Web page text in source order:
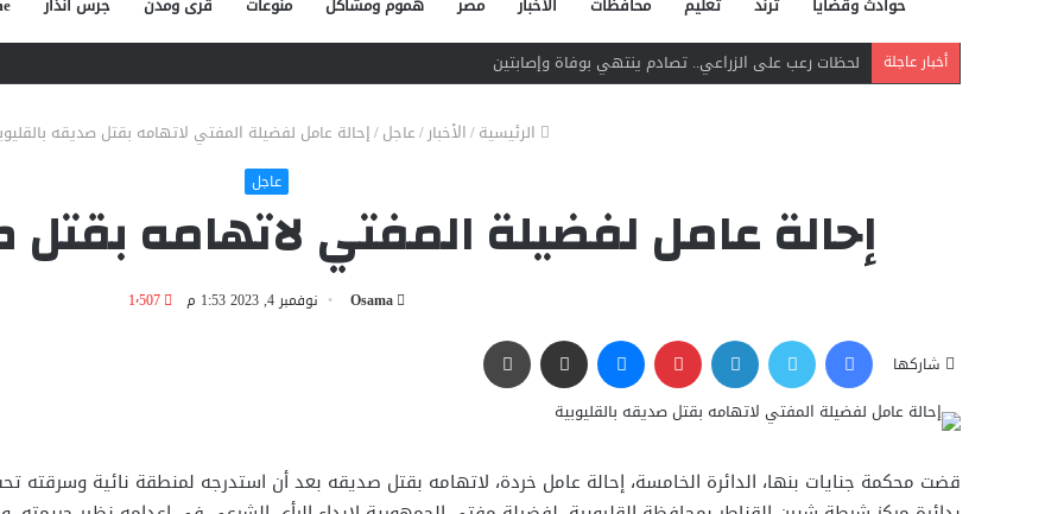
أخبار عاجلة دافع عن بائعة فدفع حياته ثمنًا.. مصرع شاب برصاص آخر في الخصوص
الرئيسية/الأخبار/عاجل/إحالة عامل لفضيلة المفتي لاتهامه بقتل صديقه
عاجل
إحالة عامل لفضيلة المفتي لاتهامه بقتل
Osama نوفمبر 4, 2023 1:53 م 1٬507
شاركها
قضت محكمة جنايات بنها، الدائرة الخامسة، إحالة عامل خردة، لاتهامه بقتل صديقه بعد أن استدرجه لمنطقة نائية وسرقته